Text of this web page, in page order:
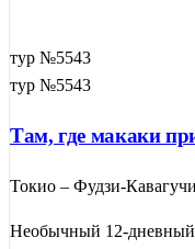
тур №5543
тур №5543
Там, где макаки
Токио – Фудзи-
Необычный 12-